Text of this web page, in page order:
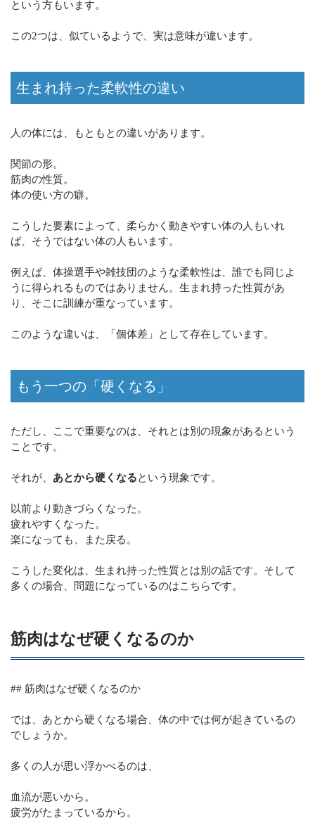
という方もいます。
この2つは、似ているようで、実は意味が違います。
生まれ持った柔軟性の違い
人の体には、もともとの違いがあります。
関節の形。
筋肉の性質。
体の使い方の癖。
こうした要素によって、柔らかく動きやすい体の人もいれ
ば、そうではない体の人もいます。
例えば、体操選手や雑技団のような柔軟性は、誰でも同じよ
うに得られるものではありません。生まれ持った性質があ
り、そこに訓練が重なっています。
このような違いは、「個体差」として存在しています。
もう一つの「硬くなる」
ただし、ここで重要なのは、それとは別の現象があるという
ことです。
それが、 あとから硬くなるという現象です。
以前より動きづらくなった。
疲れやすくなった。
楽になっても、また戻る。
こうした変化は、生まれ持った性質とは別の話です。そして
多くの場合、問題になっているのはこちらです。
筋肉はなぜ硬くなるのか
## 筋肉はなぜ硬くなるのか
では、あとから硬くなる場合、体の中では何が起きているの
でしょうか。
多くの人が思い浮かべるのは、
血流が悪いから。
疲労がたまっているから。